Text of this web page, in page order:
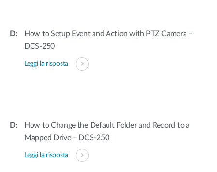
How to Setup Event and Action with PTZ Camera –
DCS-250
Leggi la risposta
How to Change the Default Folder and Record to a
Mapped Drive – DCS-250
Leggi la risposta